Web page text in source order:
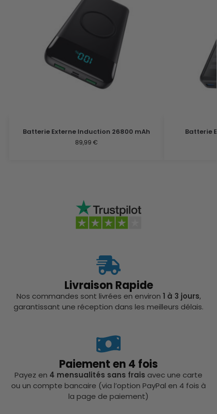
Batterie Externe Induction 26800 mAh
89,99€
Batterie
Livraison Rapide
Nos commandes sont livrées en environ 1 à 3 jours,
garantissant une réception dans les meilleurs délais.
Paiement en 4 fois
Payez en 4 mensualités sans frais avec une carte
ou un compte bancaire (via l’option PayPal en 4 fois à
la page de paiement)